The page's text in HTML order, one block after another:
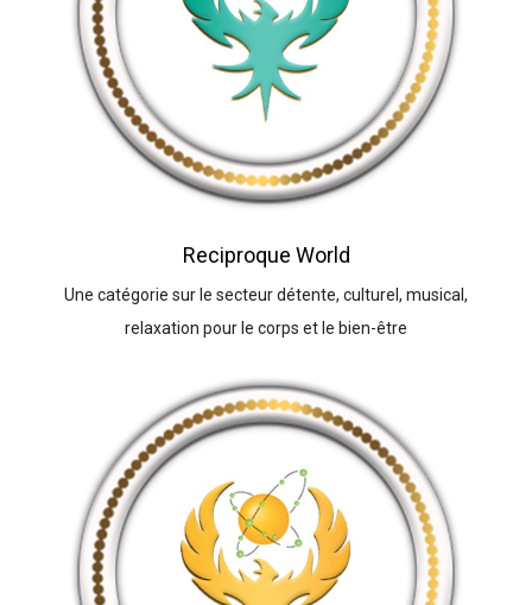
Reciproque World
Une catégorie sur le secteur détente, culturel, musical,
relaxation pour le corps et le bien-être